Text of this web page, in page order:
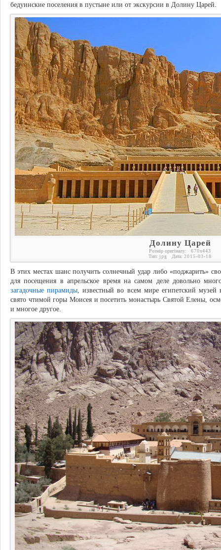
бедуинские поселения в пустыне или от экскурсии в Долину Царей.
Долину Царей
Розмір оригіналу: 670x443
Тип: jpg Дата: 2015-03-18
В этих местах шанс получить солнечный удар либо «поджарить»
для посещения в апрельское время на самом деле довольно
загадочные пирамиды, известный во всем мире египетский
свято чтимой горы Моисея и посетить монастырь Святой Елены,
и многое другое.